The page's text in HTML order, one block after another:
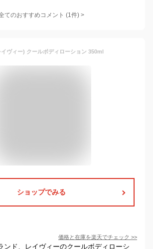
てのおすすめコメント (1件) >
ヴィー) クールボディローション 350ml
ショップでみる
価格と在庫を楽天でチェック >>
ンド、レイヴィーのクールボディローシ